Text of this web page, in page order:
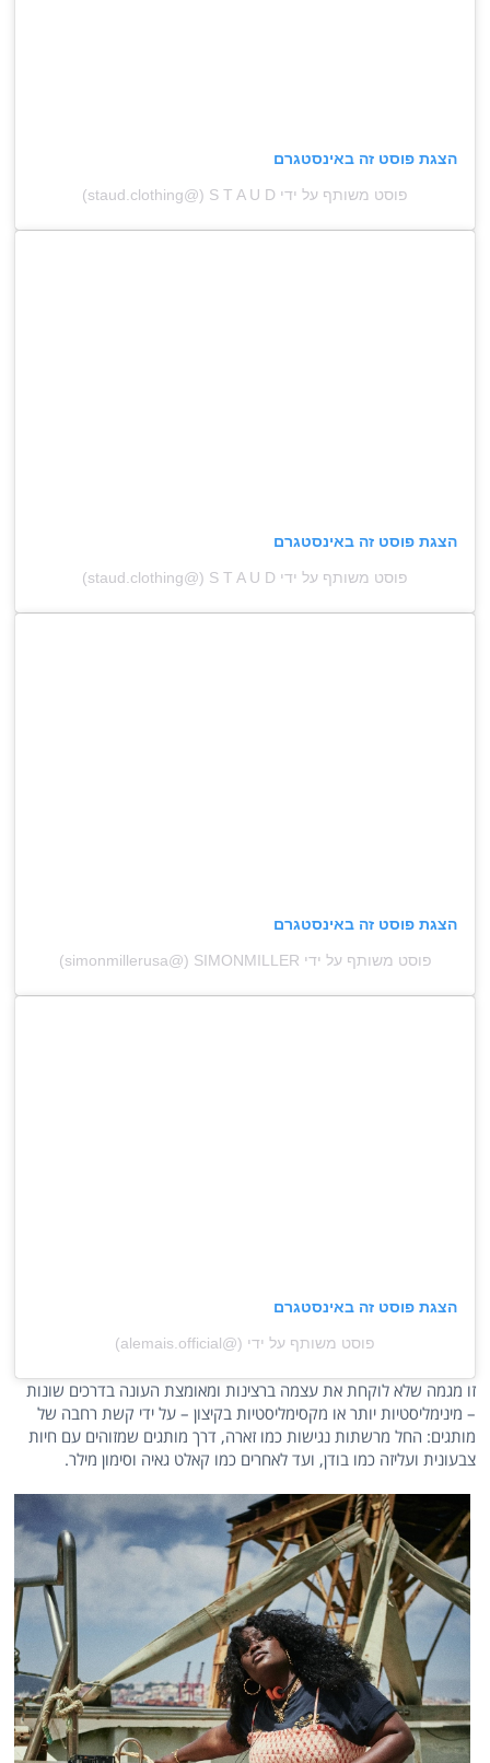
הצגת פוסט זה באינסטגרם
פוסט משותף על ידי ‏‎S T A U D‎‏ (@‏‎staud.clothing‎‏)
הצגת פוסט זה באינסטגרם
פוסט משותף על ידי ‏‎S T A U D‎‏ (@‏‎staud.clothing‎‏)
הצגת פוסט זה באינסטגרם
פוסט משותף על ידי ‏‎SIMONMILLER‎‏ (@‏‎simonmillerusa‎‏)
הצגת פוסט זה באינסטגרם
פוסט משותף על ידי (@‏‎alemais.official‎‏)
זו מגמה שלא לוקחת את עצמה ברצינות ומאומצת העונה בדרכים שונות
– מינימליסטיות יותר או מקסימליסטיות בקיצון – על ידי קשת רחבה של
מותגים: החל מרשתות נגישות כמו זארה, דרך מותגים שמזוהים עם חיות
צבעונית ועליזה כמו בודן, ועד לאחרים כמו קאלט גאיה וסימון מילר.